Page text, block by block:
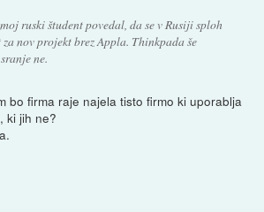
ruski študent povedal, da se v Rusiji sploh
nov projekt brez Appla. Thinkpada še
ne.
bo firma raje najela tisto firmo ki uporablja
ki jih ne?